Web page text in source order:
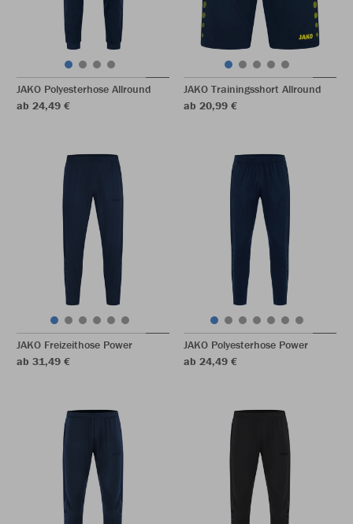
JAKO Polyesterhose Allround
ab 24,49 €
JAKO Trainingsshort Allround
ab 20,99 €
JAKO Freizeithose Power
ab 31,49 €
JAKO Polyesterhose Power
ab 24,49 €